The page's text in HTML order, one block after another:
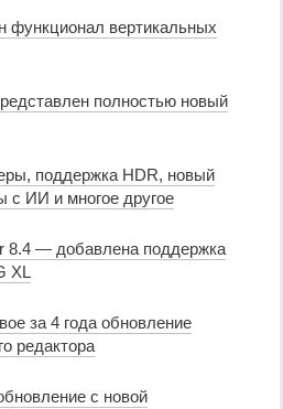
функционал вертикальных
полностью новый
поддержка HDR, новый
с ИИ и многое другое
8.4 — добавлена поддержка
XL
за 4 года обновление
редактора
с новой